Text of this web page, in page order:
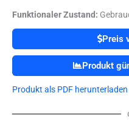
Funktionaler Zustand:
Preis
Produkt
Produkt als PDF herunterladen